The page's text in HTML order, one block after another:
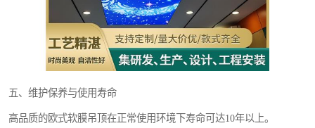
五、维护保养与使用寿命
高品质的欧式软膜吊顶在正常使用环境下寿命可达10年以上。